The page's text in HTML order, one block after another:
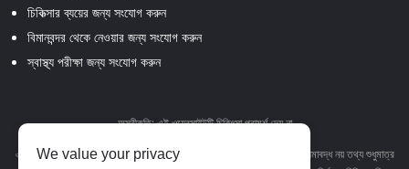
চিকিত্সার ব্যয়ের জন্য সংযোগ করুন
বিমানবন্দর থেকে নেওয়ার জন্য সংযোগ করুন
স্বাস্থ্য পরীক্ষা জন্য সংযোগ করুন
অস্বীকৃতি: এই ওয়েবসাইটটি চিকিৎসা পরামর্শ দেয় না
এই ওয়েবসাইটে থাকা পাঠ্য, গ্রাফিক্স, চিত্র এবং অন্যান্য উপাদান সহ তবে এর মধ্যে সীমাবদ্ধ নয় তথ্য শুধুমাত্র
We value your privacy